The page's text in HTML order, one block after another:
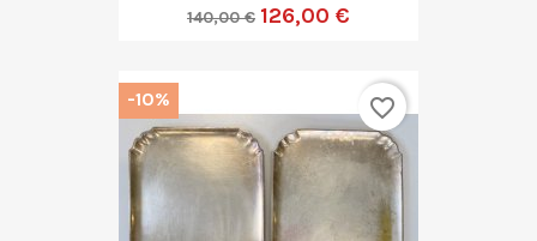
140,00 € 126,00 €
-10% favorite_border